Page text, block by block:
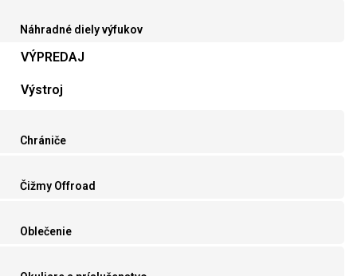
Náhradné diely výfukov
VÝPREDAJ
Výstroj
Chrániče
Čižmy Offroad
Oblečenie